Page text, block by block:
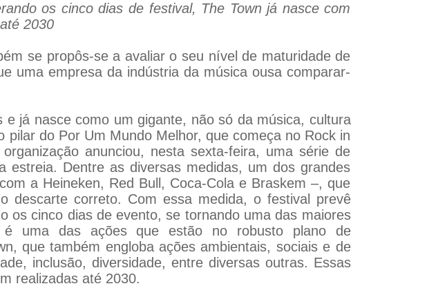
os cinco dias de festival, The Town já nasce com
2030
se propôs-se a avaliar o seu nível de maturidade de
uma empresa da indústria da música ousa comparar-
já nasce como um gigante, não só da música, cultura
do Por Um Mundo Melhor, que começa no Rock in
anunciou, nesta sexta-feira, uma série de
estreia. Dentre as diversas medidas, um dos grandes
a Heineken, Red Bull, Coca-Cola e Braskem –, que
descarte correto. Com essa medida, o festival prevê
os cinco dias de evento, se tornando uma das maiores
é uma das ações que estão no robusto plano de
que também engloba ações ambientais, sociais e de
inclusão, diversidade, entre diversas outras. Essas
realizadas até 2030.